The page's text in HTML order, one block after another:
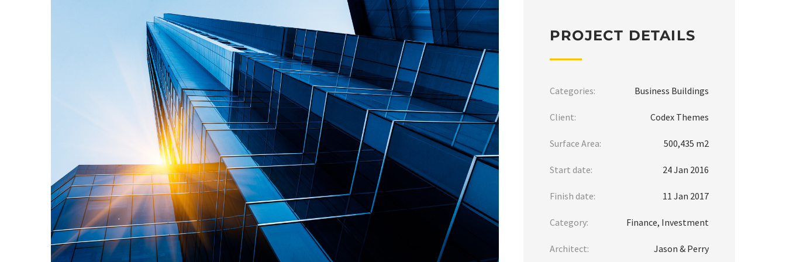
PROJECT DETAILS
Categories: Business Buildings
Client: Codex Themes
Surface Area: 500,435 m2
Start date: 24 Jan 2016
Finish date: 11 Jan 2017
Category: Finance, Investment
Architect: Jason & Perry